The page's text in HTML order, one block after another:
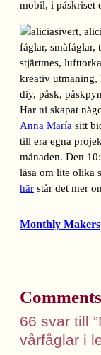
mobil, i påskriset
Har ni skapat
Anna María sitt
till era egna
månaden. Den
läsa om lite olika
här står det mer
Monthly Makers
Comments
66 svar till
vårfåglar i